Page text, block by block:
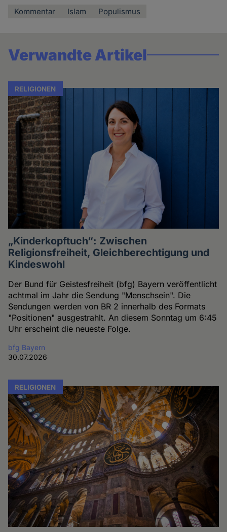
Kommentar Islam Populismus
Verwandte Artikel
RELIGIONEN
„Kinderkopftuch“: Zwischen
Religionsfreiheit, Gleichberechtigung und
Kindeswohl
Der Bund für Geistesfreiheit (bfg) Bayern veröffentlicht
achtmal im Jahr die Sendung "Menschsein". Die
Sendungen werden von BR 2 innerhalb des Formats
"Positionen" ausgestrahlt. An diesem Sonntag um 6:45
Uhr erscheint die neueste Folge.
bfg Bayern
30.07.2026
RELIGIONEN